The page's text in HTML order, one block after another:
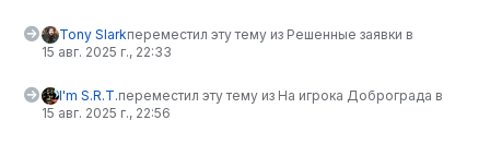
Tony Slarkпереместил эту тему из Решенные заявки в
15 авг. 2025 г., 22:33
I'm S.R.T.переместил эту тему из На игрока Доброграда в
15 авг. 2025 г., 22:56